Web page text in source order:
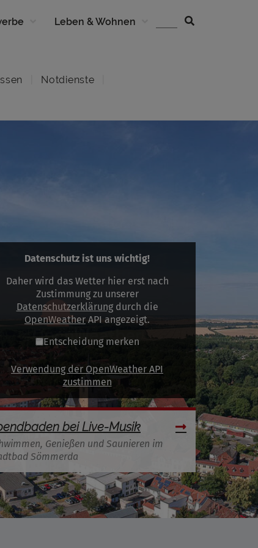
Leben & Wohnen
Notdienste
Datenschutz ist uns wichtig!
Daher wird das Wetter hier erst nach
Zustimmung zu unserer
Datenschutzerklärungdurch die
OpenWeather API angezeigt.
Entscheidung merken
Verwendung der OpenWeather API
zustimmen
bei Live-Musik
Genießen und Saunieren im
Sömmerda